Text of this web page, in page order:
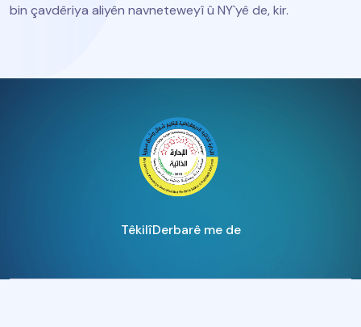
bin çavdêriya aliyên navneteweyî û NY`yê de, kir.
Derbarê me de
Têkilî